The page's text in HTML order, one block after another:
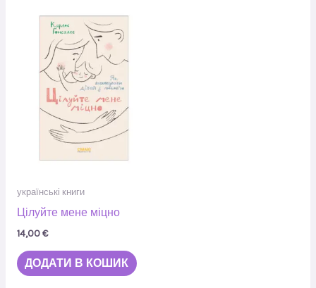
українські книги
Цілуйте мене міцно
14,00€
ДОДАТИ В КОШИК